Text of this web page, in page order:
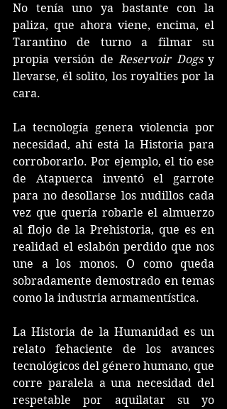
No tenía uno ya bastante con la
paliza, que ahora viene, encima, el
Tarantino de turno a filmar su
propia versión de Reservoir Dogs y
llevarse, él solito, los royalties por la
cara.
La tecnología genera violencia por
necesidad, ahí está la Historia para
corroborarlo. Por ejemplo, el tío ese
de Atapuerca inventó el garrote
para no desollarse los nudillos cada
vez que quería robarle el almuerzo
al flojo de la Prehistoria, que es en
realidad el eslabón perdido que nos
une a los monos. O como queda
sobradamente demostrado en temas
como la industria armamentística.
La Historia de la Humanidad es un
relato fehaciente de los avances
tecnológicos del género humano, que
corre paralela a una necesidad del
respetable por aquilatar su yo